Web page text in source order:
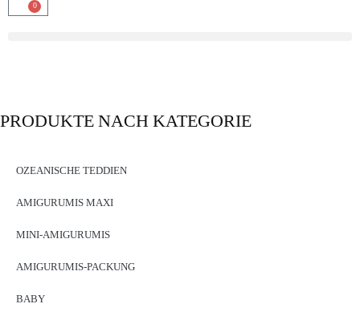
0
PRODUKTE NACH KATEGORIE
OZEANISCHE TEDDIEN
AMIGURUMIS MAXI
MINI-AMIGURUMIS
AMIGURUMIS-PACKUNG
BABY